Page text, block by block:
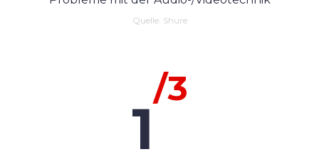
Quelle: Shure
1
/3